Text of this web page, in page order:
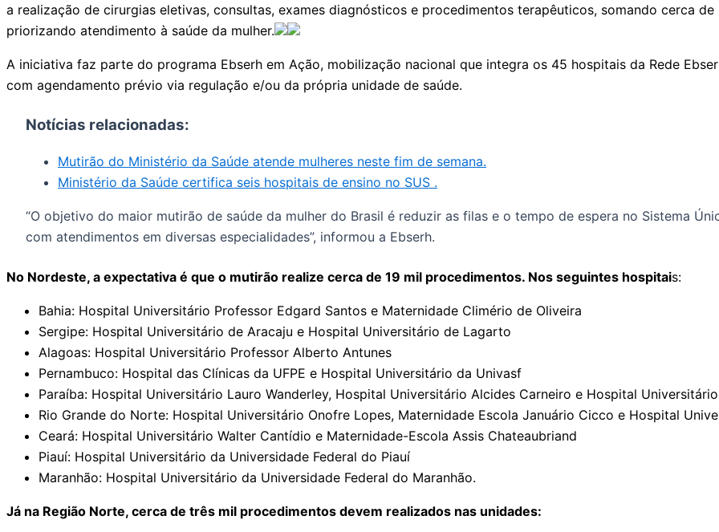
a realização de cirurgias eletivas, consultas, exames diagnósticos e procedimentos terapêuticos, somando cerca
priorizando atendimento à saúde da mulher.
A iniciativa faz parte do programa Ebserh em Ação, mobilização nacional que integra os 45 hospitais da Rede
com agendamento prévio via regulação e/ou da própria unidade de saúde.
Notícias relacionadas:
Mutirão do Ministério da Saúde atende mulheres neste fim de semana.
Ministério da Saúde certifica seis hospitais de ensino no SUS .
“O objetivo do maior mutirão de saúde da mulher do Brasil é reduzir as filas e o tempo de espera no Sistema
com atendimentos em diversas especialidades”, informou a Ebserh.
No Nordeste, a expectativa é que o mutirão realize cerca de 19 mil procedimentos. Nos seguintes hospitais:
Bahia: Hospital Universitário Professor Edgard Santos e Maternidade Climério de Oliveira
Sergipe: Hospital Universitário de Aracaju e Hospital Universitário de Lagarto
Alagoas: Hospital Universitário Professor Alberto Antunes
Pernambuco: Hospital das Clínicas da UFPE e Hospital Universitário da Univasf
Paraíba: Hospital Universitário Lauro Wanderley, Hospital Universitário Alcides Carneiro e Hospital
Rio Grande do Norte: Hospital Universitário Onofre Lopes, Maternidade Escola Januário Cicco e Hospital
Ceará: Hospital Universitário Walter Cantídio e Maternidade-Escola Assis Chateaubriand
Piauí: Hospital Universitário da Universidade Federal do Piauí
Maranhão: Hospital Universitário da Universidade Federal do Maranhão.
Já na Região Norte, cerca de três mil procedimentos devem realizados nas unidades: